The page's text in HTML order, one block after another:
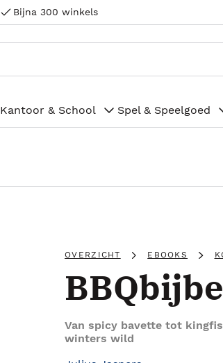
Bijna 300 winkels
Kantoor & School Spel & Speelgoed
OVERZICHT EBOOKS
Van spicy bavette tot
winters wild